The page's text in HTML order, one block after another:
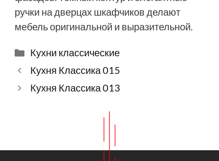
ручки на дверцах шкафчиков делают
мебель оригинальной и выразительной.
Рубрики
Кухни классические
Кухня Классика 015
Кухня Классика 013